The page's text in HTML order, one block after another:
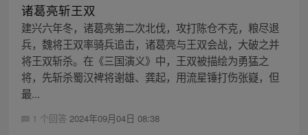
诸葛亮斩王双
建兴六年冬，诸葛亮第二次北伐，攻打陈仓不克，粮尽退
兵，魏将王双率骑兵追击，诸葛亮与王双会战，大破之并
将王双斩杀。在《三国演义》中，王双被描绘为勇猛之
将，先斩杀蜀汉裨将谢雄、龚起，用流星锤打伤张嶷，但
最...
1 个回答 2024年09月04日 08:38